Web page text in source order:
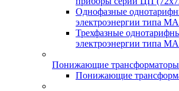
Однофазные
электроэнергии типа
Трехфазные
электроэнергии типа
Понижающие трансформаторы
Понижающие